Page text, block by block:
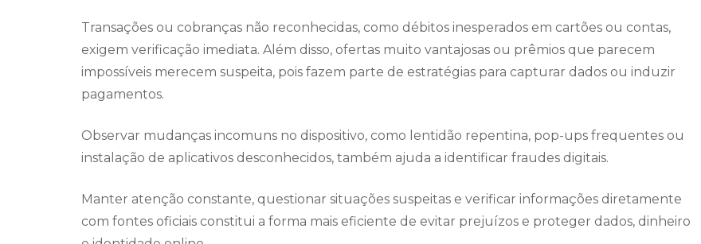
Transações ou cobranças não reconhecidas, como débitos inesperados em cartões ou contas,
exigem verificação imediata. Além disso, ofertas muito vantajosas ou prêmios que parecem
impossíveis merecem suspeita, pois fazem parte de estratégias para capturar dados ou induzir
pagamentos.
Observar mudanças incomuns no dispositivo, como lentidão repentina, pop-ups frequentes ou
instalação de aplicativos desconhecidos, também ajuda a identificar fraudes digitais.
Manter atenção constante, questionar situações suspeitas e verificar informações diretamente
com fontes oficiais constitui a forma mais eficiente de evitar prejuízos e proteger dados, dinheiro